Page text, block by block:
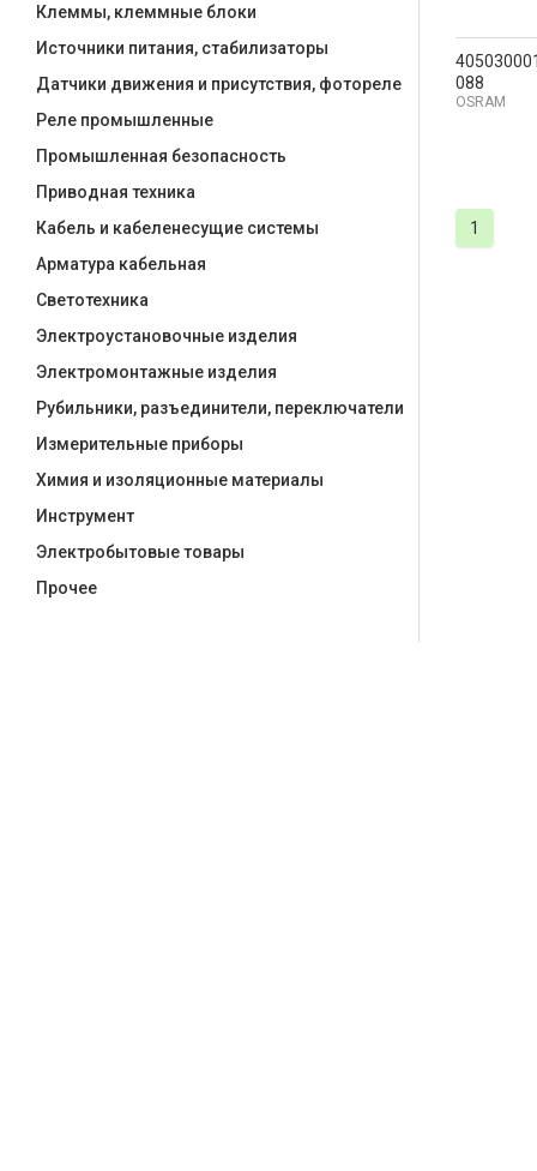
088
OSRAM
1
Клеммы, клеммные блоки
Источники питания, стабилизаторы
Датчики движения и присутствия, фотореле
Реле промышленные
Промышленная безопасность
Приводная техника
Кабель и кабеленесущие системы
Арматура кабельная
Светотехника
Электроустановочные изделия
Электромонтажные изделия
Рубильники, разъединители, переключатели
Измерительные приборы
Химия и изоляционные материалы
Инструмент
Электробытовые товары
Прочее